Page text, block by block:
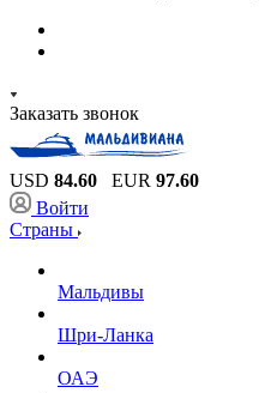
Заказать звонок
USD 84.60 EUR 97.60
Войти
Страны
Мальдивы
Шри-Ланка
ОАЭ